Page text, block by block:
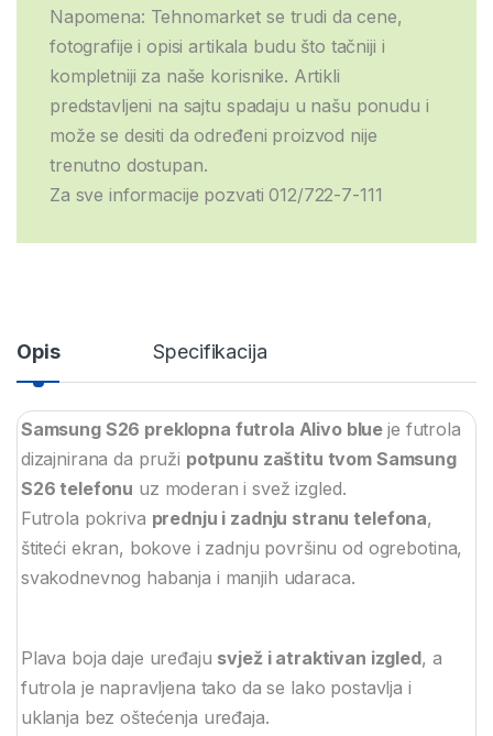
Napomena: Tehnomarket se trudi da cene,
fotografije i opisi artikala budu što tačniji i
kompletniji za naše korisnike. Artikli
predstavljeni na sajtu spadaju u našu ponudu i
može se desiti da određeni proizvod nije
trenutno dostupan.
Za sve informacije pozvati 012/722-7-111
Opis Specifikacija
Samsung S26 preklopna futrola Alivo blueje futrola
dizajnirana da pruži potpunu zaštitu tvom Samsung
S26 telefonu uz moderan i svež izgled.
Futrola pokriva prednju i zadnju stranu telefona,
štiteći ekran, bokove i zadnju površinu od ogrebotina,
svakodnevnog habanja i manjih udaraca.
Plava boja daje uređaju svjež i atraktivan izgled, a
futrola je napravljena tako da se lako postavlja i
uklanja bez oštećenja uređaja.